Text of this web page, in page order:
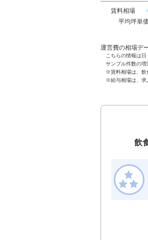
賃料相場
平均坪単
運営費の相場デ
こちらの情報は
サンプル件数の増
※賃料相場は、飲
※給与相場は、求
飲